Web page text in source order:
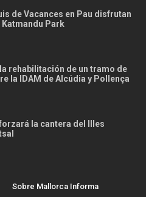
de Vacances en Pau disfrutan
Katmandu Park
rehabilitación de un tramo de
la IDAM de Alcúdia y Pollença
la cantera del Illes
Sobre Mallorca Informa